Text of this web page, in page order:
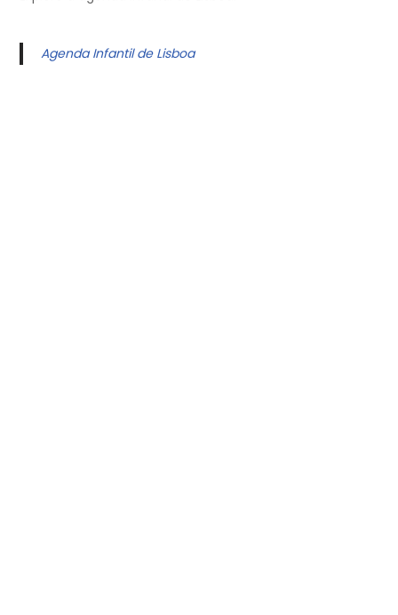
Agenda Infantil de Lisboa